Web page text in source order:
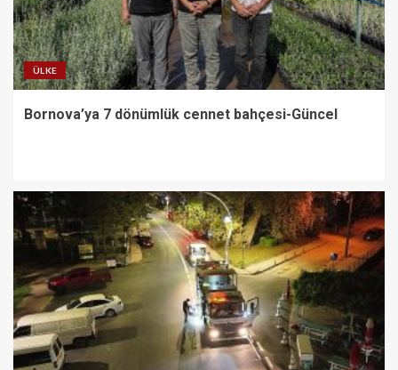
ÜLKE
Bornova’ya 7 dönümlük cennet bahçesi-Güncel